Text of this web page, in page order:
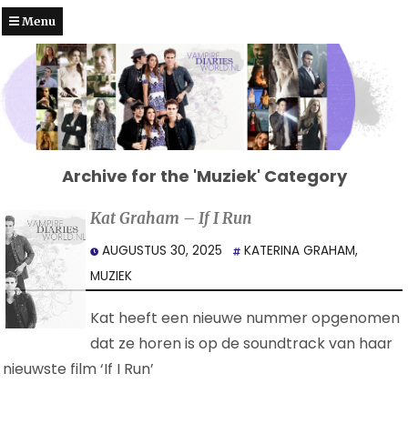
Menu
Archive for the 'Muziek' Category
Kat Graham – If I Run
AUGUSTUS 30, 2025 KATERINA GRAHAM,
MUZIEK
Kat heeft een nieuwe nummer opgenomen
dat ze horen is op de soundtrack van haar
nieuwste film ‘If I Run’